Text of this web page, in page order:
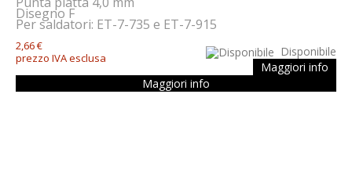
Disegno F
Per saldatori: ET-7-735 e ET-7-915
2,66 €
prezzo IVA esclusa
Disponibile
Maggiori info
Maggiori info